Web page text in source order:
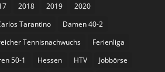
2018 2019
2020
Tarantino
Damen 40-2
Tennisnachwuchs
Ferienliga
50-1 Hessen HTV
Jobbörse